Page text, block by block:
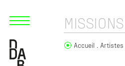
MISSIONS
Accueil Artistes